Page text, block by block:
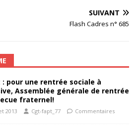
SUIVANT
Flash Cadres n° 685
: pour une rentrée sociale à
Assemblée générale de rentrée
fraternel!
2013 Cgt-fapt_77
Commentaires